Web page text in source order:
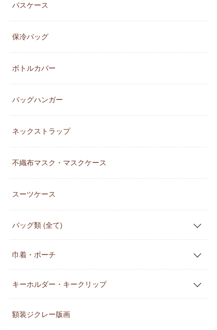
パスケース
保冷バッグ
ボトルカバー
バッグハンガー
ネックストラップ
不織布マスク・マスクケース
スーツケース
バッグ類 (全て)
巾着・ポーチ
キーホルダー・キークリップ
額装ジクレー版画